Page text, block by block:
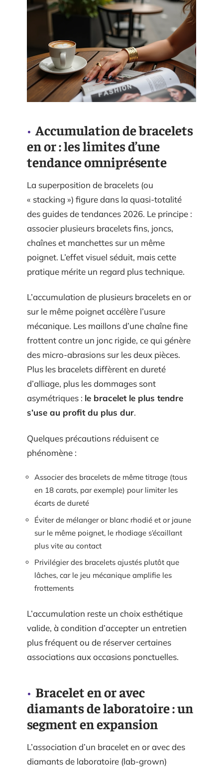
Accumulation de bracelets
en or : les limites d’une
tendance omniprésente
La superposition de bracelets (ou
« stacking ») figure dans la quasi-totalité
des guides de tendances 2026. Le principe :
associer plusieurs bracelets fins, joncs,
chaînes et manchettes sur un même
poignet. L’effet visuel séduit, mais cette
pratique mérite un regard plus technique.
L’accumulation de plusieurs bracelets en or
sur le même poignet accélère l’usure
mécanique. Les maillons d’une chaîne fine
frottent contre un jonc rigide, ce qui génère
des micro-abrasions sur les deux pièces.
Plus les bracelets diffèrent en dureté
d’alliage, plus les dommages sont
asymétriques : le bracelet le plus tendre
s’use au profit du plus dur.
Quelques précautions réduisent ce
phénomène :
Associer des bracelets de même titrage (tous
en 18 carats, par exemple) pour limiter les
écarts de dureté
Éviter de mélanger or blanc rhodié et or jaune
sur le même poignet, le rhodiage s’écaillant
plus vite au contact
Privilégier des bracelets ajustés plutôt que
lâches, car le jeu mécanique amplifie les
frottements
L’accumulation reste un choix esthétique
valide, à condition d’accepter un entretien
plus fréquent ou de réserver certaines
associations aux occasions ponctuelles.
Bracelet en or avec
diamants de laboratoire : un
segment en expansion
L’association d’un bracelet en or avec des
diamants de laboratoire (lab-grown)